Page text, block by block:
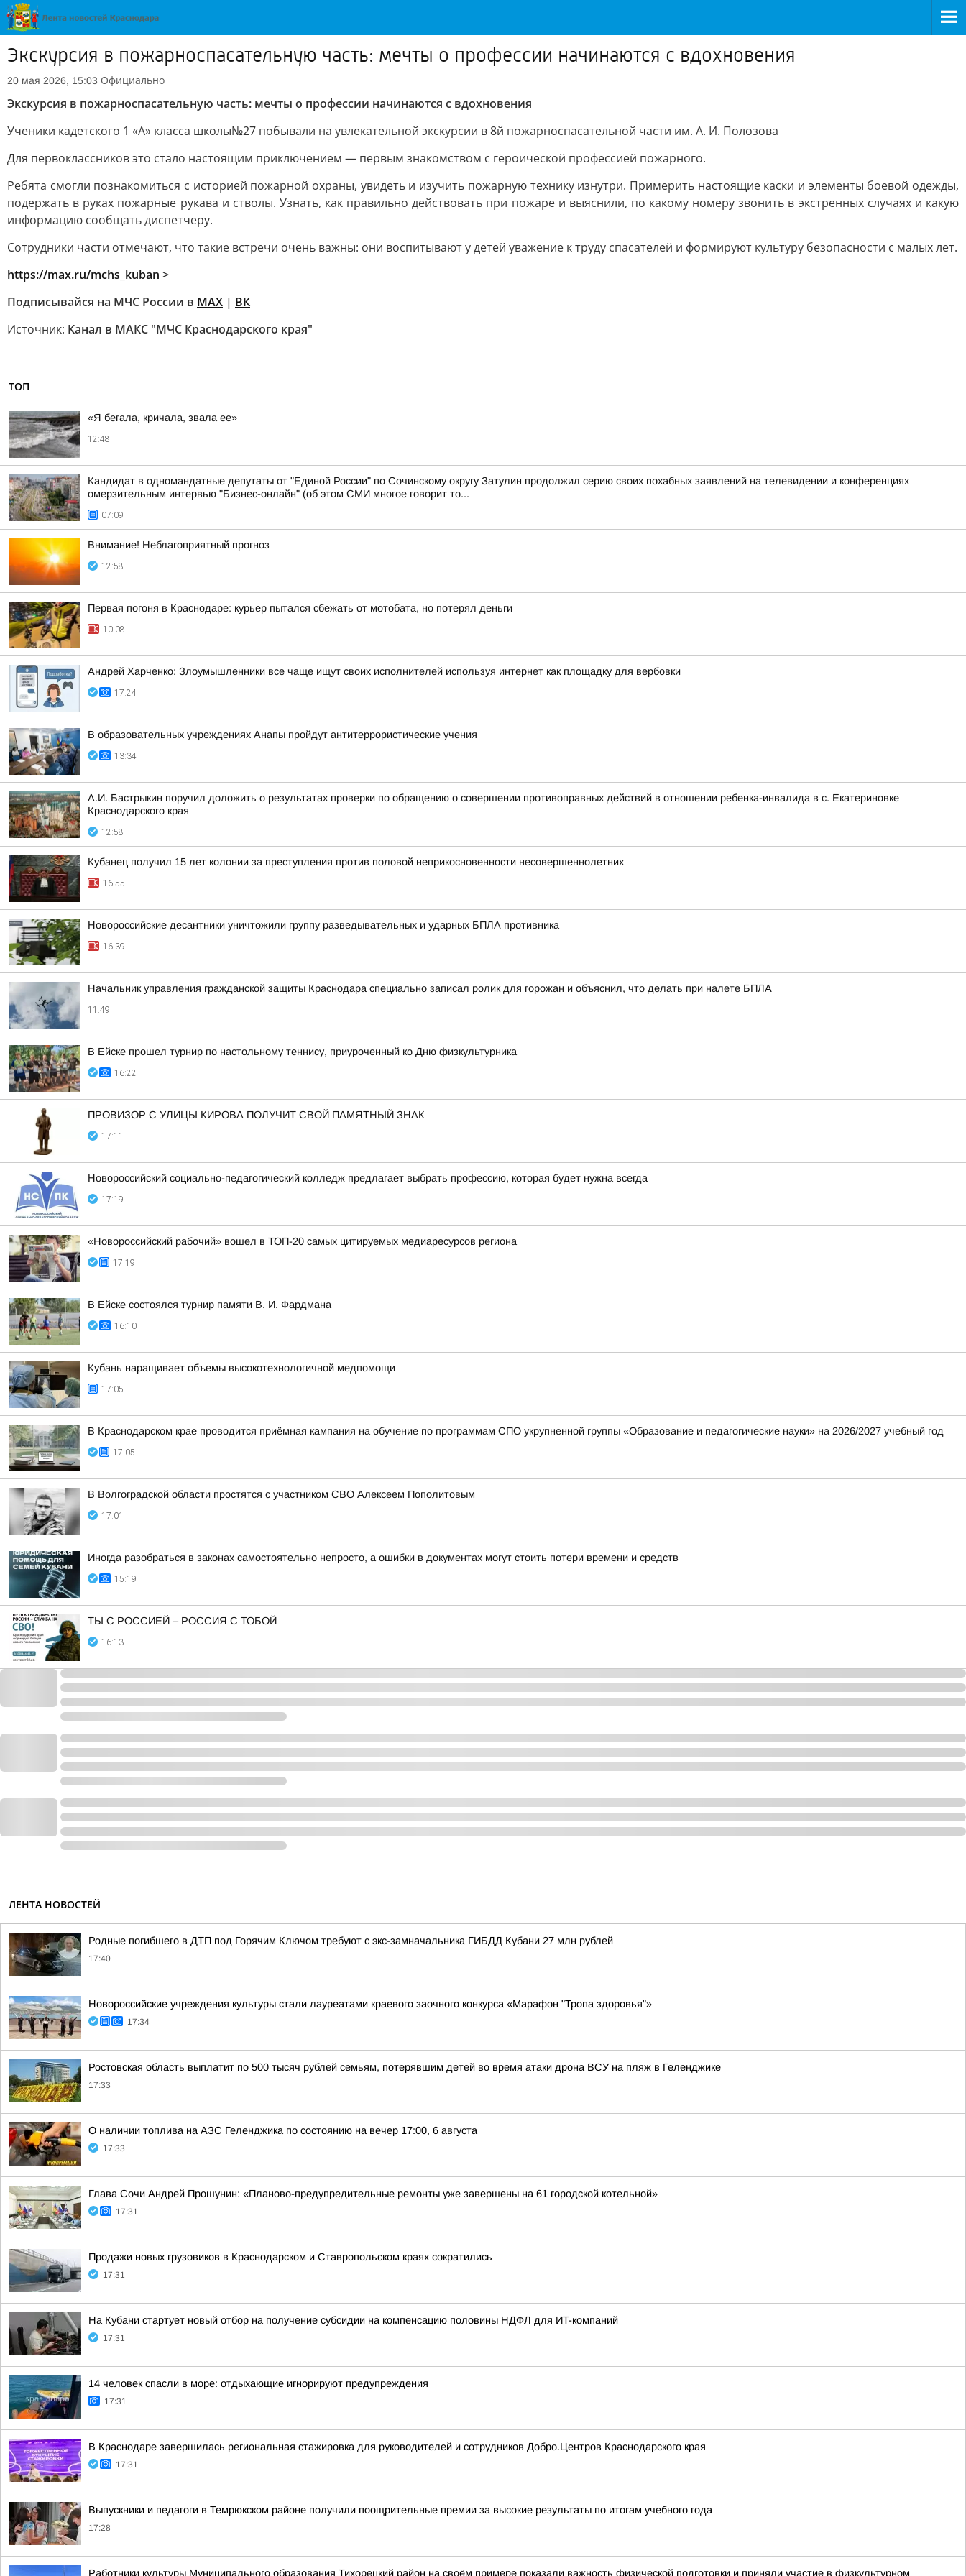
Экскурсия в пожарноспасательную часть: мечты о профессии начинаются с вдохновения
20 мая 2026, 15:03 Официально
Экскурсия в пожарноспасательную часть: мечты о профессии начинаются с вдохновения
Ученики кадетского 1 «А» класса школы№27 побывали на увлекательной экскурсии в 8й пожарноспасательной части им. А. И. Полозова
Для первоклассников это стало настоящим приключением — первым знакомством с героической профессией пожарного.
Ребята смогли познакомиться с историей пожарной охраны, увидеть и изучить пожарную технику изнутри. Примерить настоящие каски и элементы боевой одежды,
подержать в руках пожарные рукава и стволы. Узнать, как правильно действовать при пожаре и выяснили, по какому номеру звонить в экстренных случаях и какую
информацию сообщать диспетчеру.
Сотрудники части отмечают, что такие встречи очень важны: они воспитывают у детей уважение к труду спасателей и формируют культуру безопасности с малых лет.
https://max.ru/mchs_kuban >
Подписывайся на МЧС России в MAX | ВК
Источник: Канал в МАКС "МЧС Краснодарского края"
ТОП
«Я бегала, кричала, звала ее»
12:48
Кандидат в одномандатные депутаты от "Единой России" по Сочинскому округу Затулин продолжил серию своих похабных заявлений на телевидении и конференциях
омерзительным интервью "Бизнес-онлайн" (об этом СМИ многое говорит то...
07:09
Внимание! Неблагоприятный прогноз
12:58
Первая погоня в Краснодаре: курьер пытался сбежать от мотобата, но потерял деньги
10:08
Андрей Харченко: Злоумышленники все чаще ищут своих исполнителей используя интернет как площадку для вербовки
17:24
В образовательных учреждениях Анапы пройдут антитеррористические учения
13:34
А.И. Бастрыкин поручил доложить о результатах проверки по обращению о совершении противоправных действий в отношении ребенка-инвалида в с. Екатериновке
Краснодарского края
12:58
Кубанец получил 15 лет колонии за преступления против половой неприкосновенности несовершеннолетних
16:55
Новороссийские десантники уничтожили группу разведывательных и ударных БПЛА противника
16:39
Начальник управления гражданской защиты Краснодара специально записал ролик для горожан и объяснил, что делать при налете БПЛА
11:49
В Ейске прошел турнир по настольному теннису, приуроченный ко Дню физкультурника
16:22
ПРОВИЗОР С УЛИЦЫ КИРОВА ПОЛУЧИТ СВОЙ ПАМЯТНЫЙ ЗНАК
17:11
Новороссийский социально-педагогический колледж предлагает выбрать профессию, которая будет нужна всегда
17:19
«Новороссийский рабочий» вошел в ТОП-20 самых цитируемых медиаресурсов региона
17:19
В Ейске состоялся турнир памяти В. И. Фардмана
16:10
Кубань наращивает объемы высокотехнологичной медпомощи
17:05
В Краснодарском крае проводится приёмная кампания на обучение по программам СПО укрупненной группы «Образование и педагогические науки» на 2026/2027 учебный год
17:05
В Волгоградской области простятся с участником СВО Алексеем Пополитовым
17:01
Иногда разобраться в законах самостоятельно непросто, а ошибки в документах могут стоить потери времени и средств
15:19
ТЫ С РОССИЕЙ – РОССИЯ С ТОБОЙ
16:13
ЛЕНТА НОВОСТЕЙ
Родные погибшего в ДТП под Горячим Ключом требуют с экс-замначальника ГИБДД Кубани 27 млн рублей
17:40
Новороссийские учреждения культуры стали лауреатами краевого заочного конкурса «Марафон "Тропа здоровья"»
17:34
Ростовская область выплатит по 500 тысяч рублей семьям, потерявшим детей во время атаки дрона ВСУ на пляж в Геленджике
17:33
О наличии топлива на АЗС Геленджика по состоянию на вечер 17:00, 6 августа
17:33
Глава Сочи Андрей Прошунин: «Планово-предупредительные ремонты уже завершены на 61 городской котельной»
17:31
Продажи новых грузовиков в Краснодарском и Ставропольском краях сократились
17:31
На Кубани стартует новый отбор на получение субсидии на компенсацию половины НДФЛ для ИT-компаний
17:31
14 человек спасли в море: отдыхающие игнорируют предупреждения
17:31
В Краснодаре завершилась региональная стажировка для руководителей и сотрудников Добро.Центров Краснодарского края
17:31
Выпускники и педагоги в Темрюкском районе получили поощрительные премии за высокие результаты по итогам учебного года
17:28
Работники культуры Муниципального образования Тихорецкий район на своём примере показали важность физической подготовки и приняли участие в физкультурном